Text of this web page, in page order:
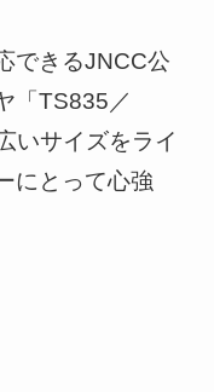
できるJNCC公
「TS835／
いサイズをライ
にとって心強